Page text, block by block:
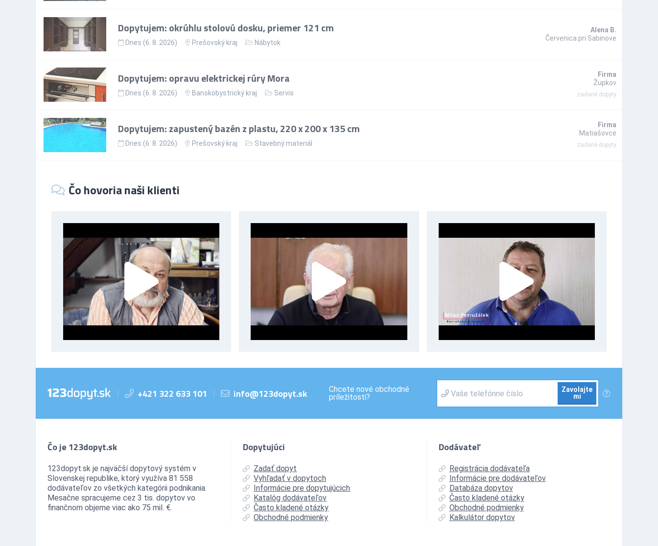
Dopytujem: okrúhlu stolovú dosku, priemer 121 cm
Dnes (6. 8. 2026) Prešovský kraj Nábytok
Alena B.
Červenica pri Sabinove
Dopytujem: opravu elektrickej rúry Mora
Dnes (6. 8. 2026) Banskobystrický kraj Servis
Firma
Župkov
zadané dopyty
Dopytujem: zapustený bazén z plastu, 220 x 200 x 135 cm
Dnes (6. 8. 2026) Prešovský kraj Stavebný materiál
Firma
Matiašovce
zadané dopyty
Čo hovoria naši klienti
+421 322 633 101 info@123dopyt.sk
Chcete nové obchodné
príležitosti?
Zavolajte
mi
Čo je 123dopyt.sk
123dopyt.sk je najväčší dopytový systém v
Slovenskej republike, ktorý využíva 81 558
dodávateľov zo všetkých kategórii podnikania.
Mesačne spracujeme cez 3 tis. dopytov vo
finančnom objeme viac ako 75 mil. €.
Dopytujúci
Zadať dopyt
Vyhľadať v dopytoch
Informácie pre dopytujúcich
Katalóg dodávateľov
Často kladené otázky
Obchodné podmienky
Dodávateľ
Registrácia dodávateľa
Informácie pre dodávateľov
Databáza dopytov
Často kladené otázky
Obchodné podmienky
Kalkulátor dopytov